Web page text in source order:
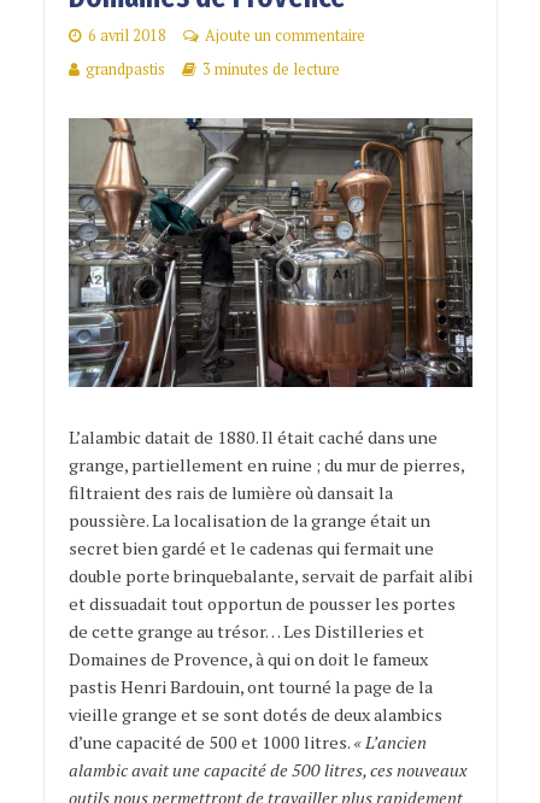
6 avril 2018
Ajoute un commentaire
grandpastis
3 minutes de lecture
L’alambic datait de 1880. Il était caché dans une
grange, partiellement en ruine ; du mur de pierres,
filtraient des rais de lumière où dansait la
poussière. La localisation de la grange était un
secret bien gardé et le cadenas qui fermait une
double porte brinquebalante, servait de parfait alibi
et dissuadait tout opportun de pousser les portes
de cette grange au trésor… Les Distilleries et
Domaines de Provence, à qui on doit le fameux
pastis Henri Bardouin, ont tourné la page de la
vieille grange et se sont dotés de deux alambics
d’une capacité de 500 et 1000 litres. « L’ancien
alambic avait une capacité de 500 litres, ces nouveaux
outils nous permettront de travailler plus rapidement